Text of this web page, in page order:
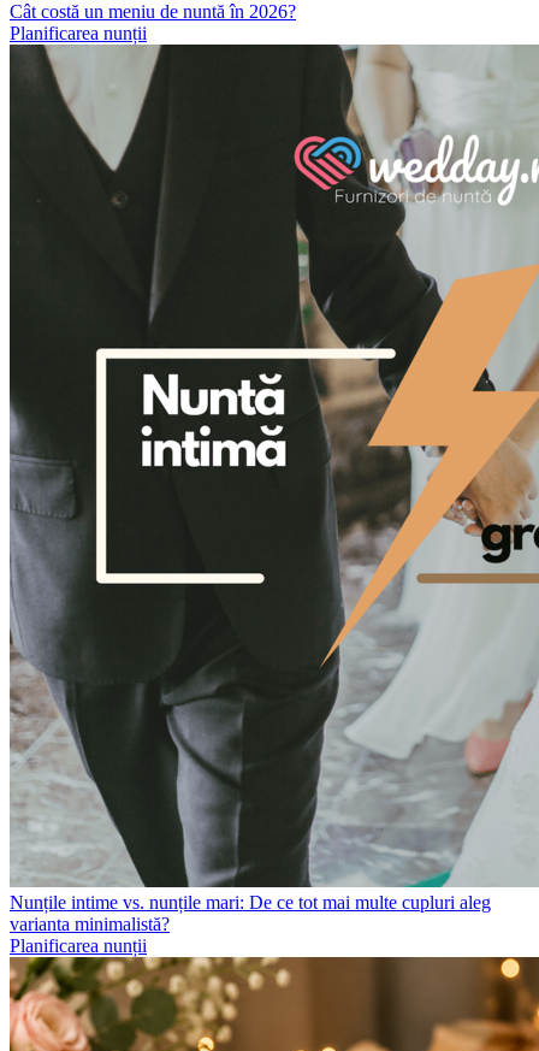
Cât costă un meniu de nuntă în 2026?
Planificarea nunții
Nunțile intime vs. nunțile mari: De ce tot mai multe cupluri aleg
varianta minimalistă?
Planificarea nunții